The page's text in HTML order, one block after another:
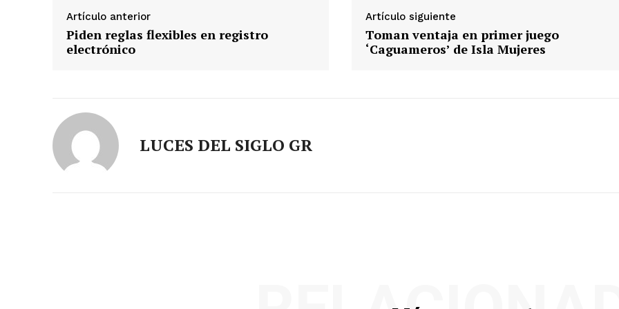
Artículo anterior
Piden reglas flexibles en registro
electrónico
Artículo siguiente
Toman ventaja en primer juego
‘Caguameros’ de Isla Mujeres
LUCES DEL SIGLO GR